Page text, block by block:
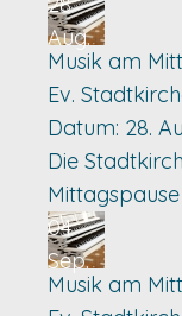
Aug.
Musik am
Ev.
Datum: 28.
Die
04
Sep.
Musik am